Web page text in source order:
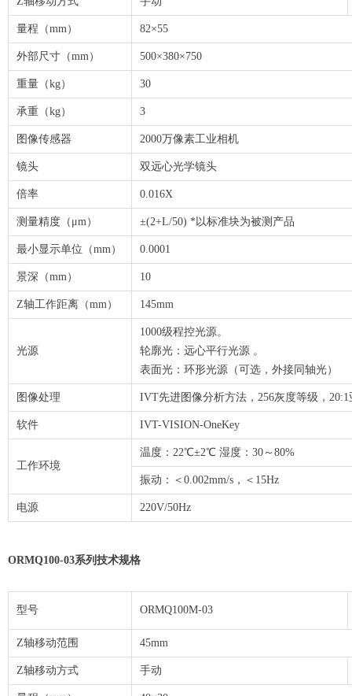
量程（mm） 82×55
外部尺寸（mm） 500×380×750
重量（kg） 30
承重（kg） 3
图像传感器 2000万像素工业相机
镜头 双远心光学镜头
倍率 0.016X
测量精度（μm） ±(2+L/50) *以标准块为被测产品
最小显示单位（mm） 0.0001
景深（mm） 10
Z轴工作距离（mm） 145mm
光源
1000级程控光源。
轮廓光：远心平行光源 。
表面光：环形光源（可选，外接同轴光）
图像处理 IVT先进图像分析方法，256灰度等级，
软件 IVT-VISION-OneKey
工作环境
温度：22℃±2℃ 湿度：30～80%
振动：＜0.002mm/s，＜15Hz
电源 220V/50Hz
ORMQ100-03系列技术规格
型号 ORMQ100M-03
Z轴移动范围 45mm
Z轴移动方式 手动